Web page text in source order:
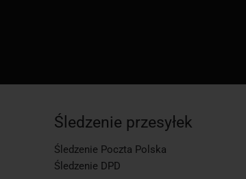
Śledzenie przesyłek
Śledzenie Poczta Polska
Śledzenie DPD